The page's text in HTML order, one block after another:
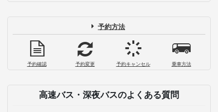
予約方法
予約確認 予約変更 予約キャンセル 乗車方法
高速バス・深夜バスのよくある質問